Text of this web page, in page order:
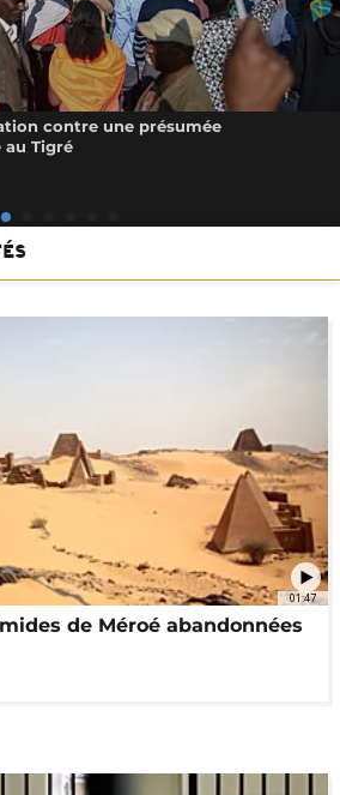
contre une présumée
Tigré
01:47
de Méroé abandonnées